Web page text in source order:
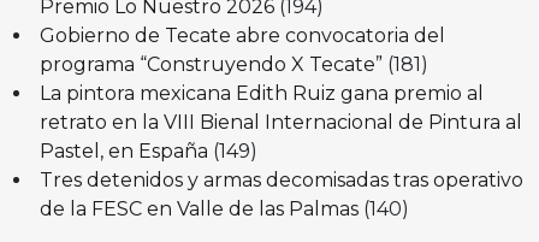
Premio Lo Nuestro 2026 (194)
Gobierno de Tecate abre convocatoria del
programa “Construyendo X Tecate” (181)
La pintora mexicana Edith Ruiz gana premio al
retrato en la VIII Bienal Internacional de Pintura al
Pastel, en España (149)
Tres detenidos y armas decomisadas tras operativo
de la FESC en Valle de las Palmas (140)